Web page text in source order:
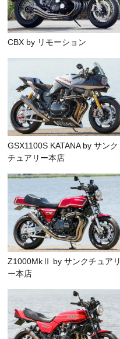
CBX by リモーション
GSX1100S KATANA by サンク
チュアリー本店
Z1000MkⅡ by サンクチュアリ
ー本店